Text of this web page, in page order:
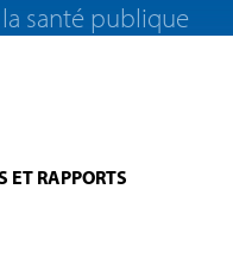
santé publique
ET RAPPORTS